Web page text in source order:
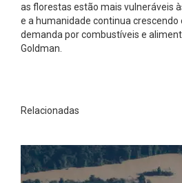
as florestas estão mais vulneráveis
e a humanidade continua
demanda por combustíveis e
Goldman.
Relacionadas